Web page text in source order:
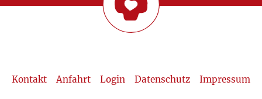
Kontakt Anfahrt Login Datenschutz Impressum